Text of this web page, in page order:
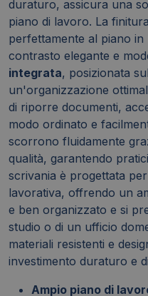
duraturo, assicura una
piano di lavoro. La
perfettamente al piano
contrasto elegante e
integrata, posizionata
un'organizzazione
di riporre documenti,
modo ordinato e
scorrono fluidamente
qualità, garantendo
scrivania è progettata
lavorativa, offrendo un
e ben organizzato e si
studio o di un ufficio
materiali resistenti e
investimento duraturo e
Ampio piano di